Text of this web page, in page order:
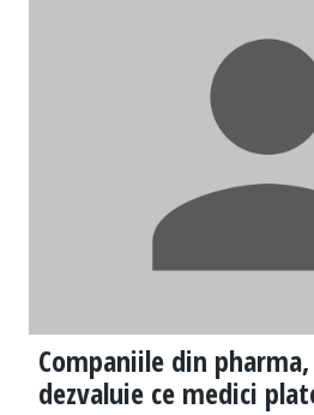
Companiile din
dezvaluie ce medici